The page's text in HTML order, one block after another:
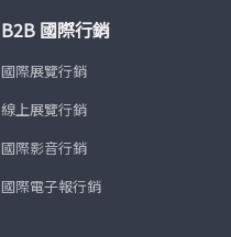
B2B 國際行銷
國際展覽行銷
線上展覽行銷
國際影音行銷
國際電子報行銷